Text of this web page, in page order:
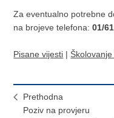
Za eventualno potrebne
na brojeve telefona:01/
Pisane vijesti |
Prethodna
Poziv na provjeru